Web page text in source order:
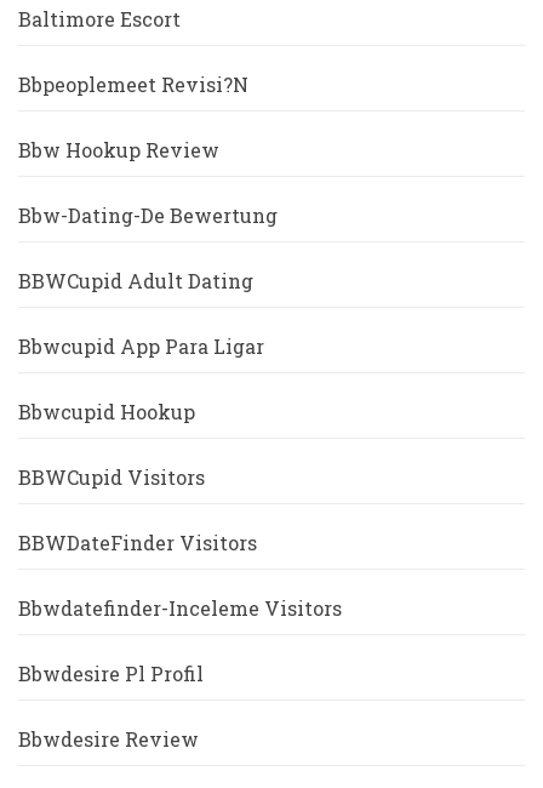
Baltimore Escort
Bbpeoplemeet Revisi?n
Bbw Hookup Review
Bbw-Dating-De Bewertung
BBWCupid Adult Dating
Bbwcupid App Para Ligar
Bbwcupid Hookup
BBWCupid Visitors
BBWDateFinder Visitors
Bbwdatefinder-Inceleme Visitors
Bbwdesire Pl Profil
Bbwdesire Review